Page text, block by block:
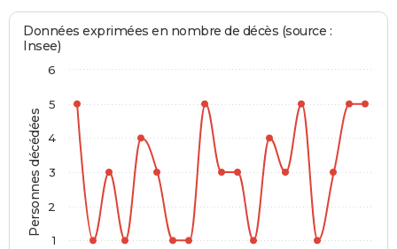
Personnes décédées
Données exprimées en nombre de décès (source :
Insee)
1
2
3
4
5
6